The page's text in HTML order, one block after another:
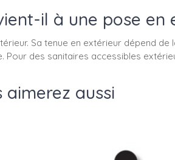
il à une pose en
Sa tenue en extérieur dépend de
des sanitaires accessibles
aimerez aussi